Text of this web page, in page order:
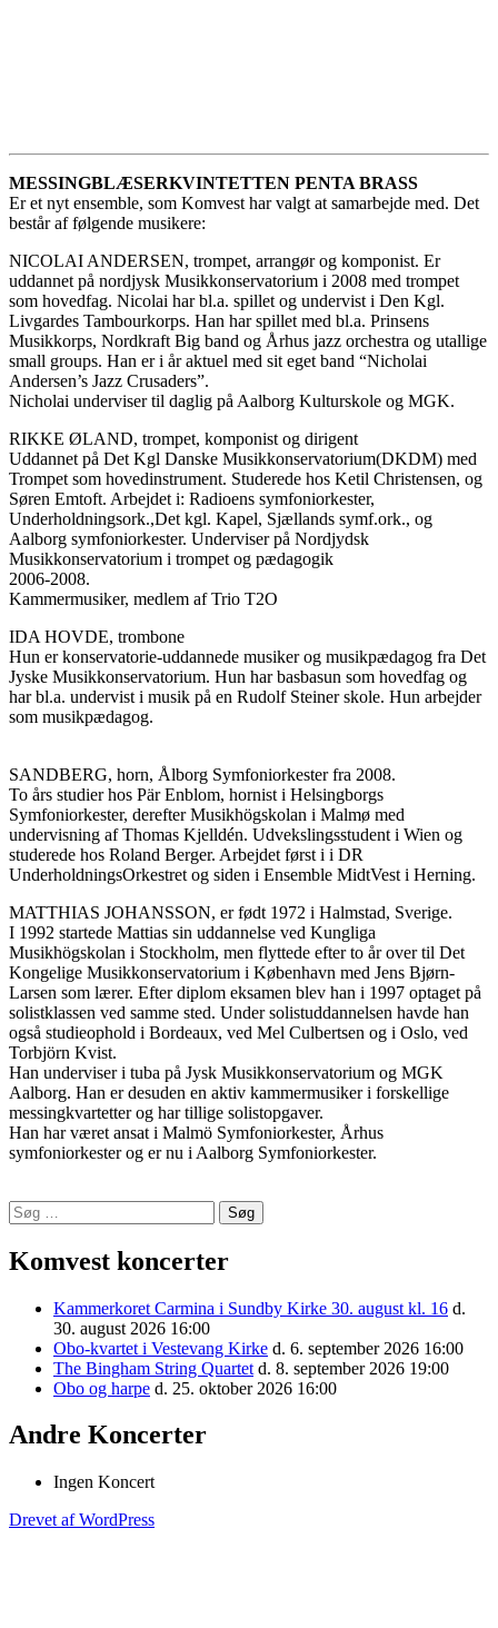
MESSINGBLÆSERKVINTETTEN PENTA BRASS
Er et nyt ensemble, som Komvest har valgt at samarbejde med. Det
består af følgende musikere:
NICOLAI ANDERSEN, trompet, arrangør og komponist. Er
uddannet på nordjysk Musikkonservatorium i 2008 med trompet
som hovedfag. Nicolai har bl.a. spillet og undervist i Den Kgl.
Livgardes Tambourkorps. Han har spillet med bl.a. Prinsens
Musikkorps, Nordkraft Big band og Århus jazz orchestra og utallige
small groups. Han er i år aktuel med sit eget band “Nicholai
Andersen’s Jazz Crusaders”.
Nicholai underviser til daglig på Aalborg Kulturskole og MGK.
RIKKE ØLAND, trompet, komponist og dirigent
Uddannet på Det Kgl Danske Musikkonservatorium(DKDM) med
Trompet som hovedinstrument. Studerede hos Ketil Christensen, og
Søren Emtoft. Arbejdet i: Radioens symfoniorkester,
Underholdningsork.,Det kgl. Kapel, Sjællands symf.ork., og
Aalborg symfoniorkester. Underviser på Nordjydsk
Musikkonservatorium i trompet og pædagogik
2006-2008.
Kammermusiker, medlem af Trio T2O
IDA HOVDE, trombone
Hun er konservatorie-uddannede musiker og musikpædagog fra Det
Jyske Musikkonservatorium. Hun har basbasun som hovedfag og
har bl.a. undervist i musik på en Rudolf Steiner skole. Hun arbejder
som musikpædagog.
SANDBERG, horn, Ålborg Symfoniorkester fra 2008.
To års studier hos Pär Enblom, hornist i Helsingborgs
Symfoniorkester, derefter Musikhögskolan i Malmø med
undervisning af Thomas Kjelldén. Udvekslingsstudent i Wien og
studerede hos Roland Berger. Arbejdet først i i DR
UnderholdningsOrkestret og siden i Ensemble MidtVest i Herning.
MATTHIAS JOHANSSON, er født 1972 i Halmstad, Sverige.
I 1992 startede Mattias sin uddannelse ved Kungliga
Musikhögskolan i Stockholm, men flyttede efter to år over til Det
Kongelige Musikkonservatorium i København med Jens Bjørn-
Larsen som lærer. Efter diplom eksamen blev han i 1997 optaget på
solistklassen ved samme sted. Under solistuddannelsen havde han
også studieophold i Bordeaux, ved Mel Culbertsen og i Oslo, ved
Torbjörn Kvist.
Han underviser i tuba på Jysk Musikkonservatorium og MGK
Aalborg. Han er desuden en aktiv kammermusiker i forskellige
messingkvartetter og har tillige solistopgaver.
Han har været ansat i Malmö Symfoniorkester, Århus
symfoniorkester og er nu i Aalborg Symfoniorkester.
Indlægsnavigation
Komponistforening
Søg
efter:
Komvest koncerter
Kammerkoret Carmina i Sundby Kirke 30. august kl. 16 d.
30. august 2026 16:00
Obo-kvartet i Vestevang Kirke d. 6. september 2026 16:00
The Bingham String Quartet d. 8. september 2026 19:00
Obo og harpe d. 25. oktober 2026 16:00
Andre Koncerter
Ingen Koncert
Drevet af WordPress